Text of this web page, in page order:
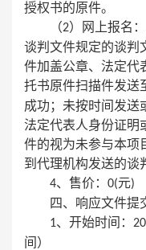
授权书的原件。
（2）
网上报名
谈判文件规定的谈判
件加盖公章、法定代
托书原件扫描件发送
成功；未按时间发送
法定代表人身份证明
件的视为未参与本项
到代理机构发送的谈
4、售价： 0(元)
四、响应文件提
1、开始时间：
间）